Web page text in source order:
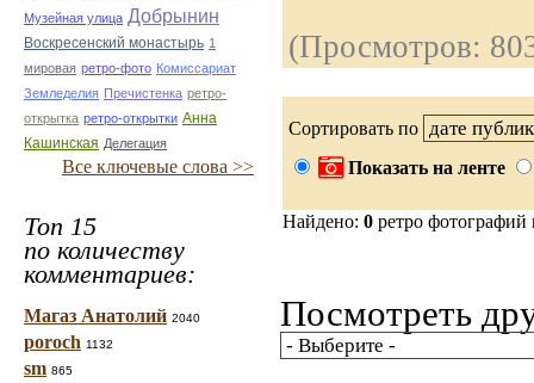
Музейная улица Добрынин
Воскресенский монастырь 1
мировая ретро-фото Комиссариат
Земледелия Пречистенка ретро-
открытка ретро-открытки Анна
Кашинская Делегация
Все ключевые слова >>
Топ 15
по количеству
комментариев:
Магаз Анатолий 2040
poroch 1132
sm 865
(Просмотров:
Сортировать по
Показать на ленте
Найдено: 0 ретро
Посмотреть